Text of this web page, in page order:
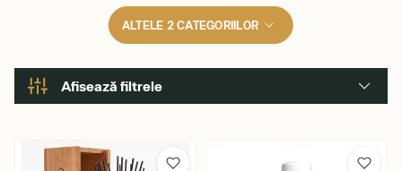
ALTELE 2 CATEGORIILOR
Afisează filtrele
Brand